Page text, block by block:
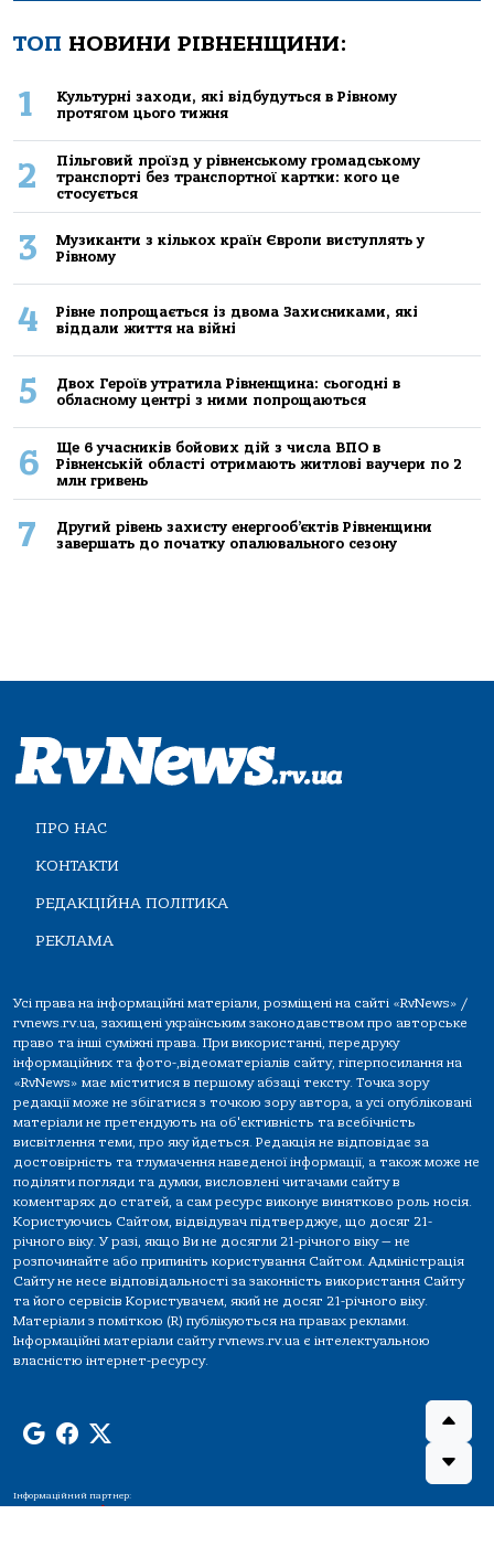
ТОП НОВИНИ РІВНЕНЩИНИ:
1
Культурні заходи, які відбудуться в Рівному
протягом цього тижня
2
Пільговий проїзд у рівненському громадському
транспорті без транспортної картки: кого це
стосується
3
Музиканти з кількох країн Європи виступлять у
Рівному
4
Рівне попрощається із двома Захисниками, які
віддали життя на війні
5
Двох Героїв утратила Рівненщина: сьогодні в
обласному центрі з ними попрощаються
6
Ще 6 учасників бойових дій з числа ВПО в
Рівненській області отримають житлові ваучери по 2
млн гривень
7
Другий рівень захисту енергооб’єктів Рівненщини
завершать до початку опалювального сезону
ПРО НАС
КОНТАКТИ
РЕДАКЦІЙНА ПОЛІТИКА
РЕКЛАМА
Усі права на інформаційні матеріали, розміщені на сайті «RvNews» /
rvnews.rv.ua, захищені українським законодавством про авторське
право та інші суміжні права. При використанні, передруку
інформаційних та фото-,відеоматеріалів сайту, гіперпосилання на
«RvNews» має міститися в першому абзаці тексту. Точка зору
редакції може не збігатися з точкою зору автора, а усі опубліковані
матеріали не претендують на об'єктивність та всебічність
висвітлення теми, про яку йдеться. Редакція не відповідає за
достовірність та тлумачення наведеної інформації, а також може не
поділяти погляди та думки, висловлені читачами сайту в
коментарях до статей, а сам ресурс виконує винятково роль носія.
Користуючись Сайтом, відвідувач підтверджує, що досяг 21-
річного віку. У разі, якщо Ви не досягли 21-річного віку — не
розпочинайте або припиніть користування Сайтом. Адміністрація
Сайту не несе відповідальності за законність використання Сайту
та його сервісів Користувачем, який не досяг 21-річного віку.
Матеріали з поміткою (R) публікуються на правах реклами.
Інформаційні матеріали сайту rvnews.rv.ua є інтелектуальною
власністю інтернет-ресурсу.
Інформаційний партнер: